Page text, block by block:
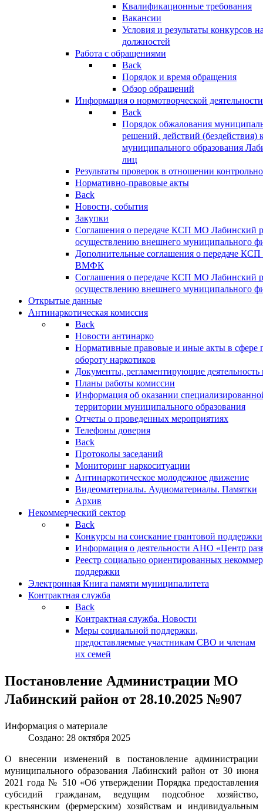
Квалификационные требования
Вакансии
Условия и результаты конкурсов
должностей
Работа с обращениями
Back
Порядок и время обращения
Обзор обращений
Информация о нормотворческой деятельности
Back
Порядок обжалования
решений, действий (бездействия)
муниципального образования
лиц
Результаты проверок в отношении
Нормативно-правовые акты
Back
Новости, события
Закупки
Соглашения о передаче КСП МО Лабинский
осуществлению внешнего муниципального
Дополнительные соглашения о передаче
ВМФК
Соглашения о передаче КСП МО Лабинский
осуществлению внешнего муниципального
Открытые данные
Антинаркотическая комиссия
Back
Новости антинарко
Нормативные правовые и иные акты в сфере
обороту наркотиков
Документы, регламентирующие деятельность
Планы работы комиссии
Информация об оказании
территории муниципального образования
Отчеты о проведенных мероприятиях
Телефоны доверия
Back
Протоколы заседаний
Мониторинг наркоситуации
Антинаркотическое молодежное движение
Видеоматериалы. Аудиоматериалы. Памятки
Архив
Некоммерческий сектор
Back
Конкурсы на соискание грантовой поддержки
Информация о деятельности АНО «Центр
Реестр социально ориентированных
поддержки
Электронная Книга памяти муниципалитета
Контрактная служба
Back
Контрактная служба. Новости
Меры социальной поддержки,
предоставляемые участникам СВО и членам
их семей
Постановление Администрации МО
Лабинский район от 28.10.2025 №907
Информация о материале
Создано: 28 октября 2025
О внесении изменений в постановление администрации
муниципального образования Лабинский район от 30 июня
2021 года № 510 «Об утверждении Порядка предоставления
субсидий гражданам, ведущим подсобное хозяйство,
крестьянским (фермерским) хозяйствам и индивидуальным